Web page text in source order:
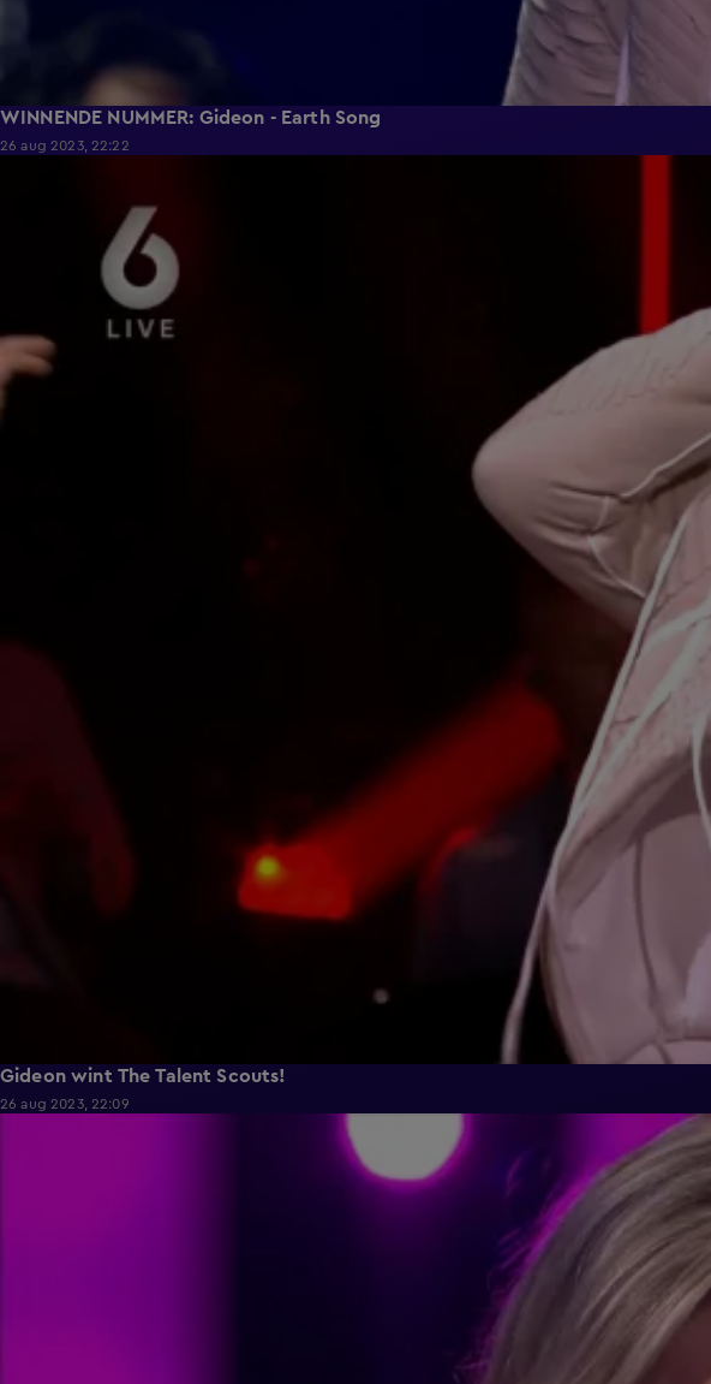
WINNENDE NUMMER: Gideon - Earth Song
26 aug 2023, 22:22
Gideon wint The Talent Scouts!
26 aug 2023, 22:09